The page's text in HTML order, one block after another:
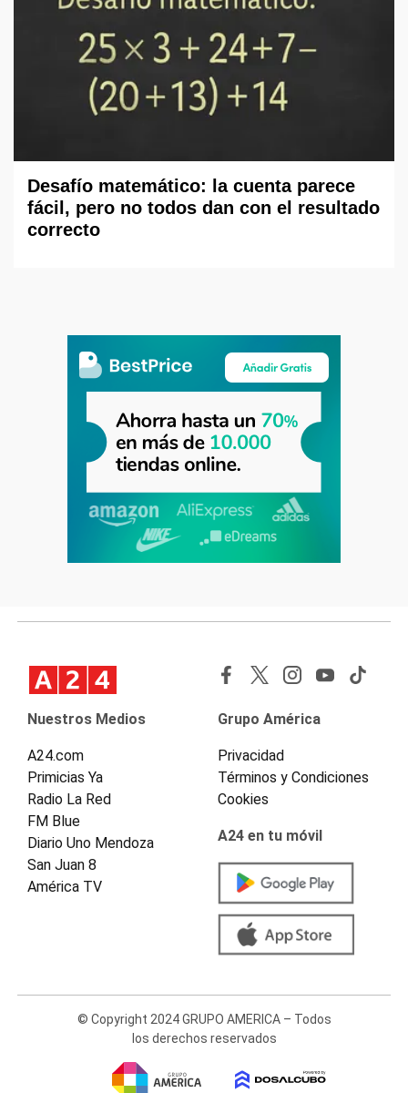
Desafío matemático: la cuenta parece
fácil, pero no todos dan con el resultado
correcto
Nuestros Medios
A24.com
Primicias Ya
Radio La Red
FM Blue
Diario Uno Mendoza
San Juan 8
América TV
Grupo América
Privacidad
Términos y Condiciones
Cookies
A24 en tu móvil
© Copyright 2024 GRUPO AMERICA – Todos
los derechos reservados